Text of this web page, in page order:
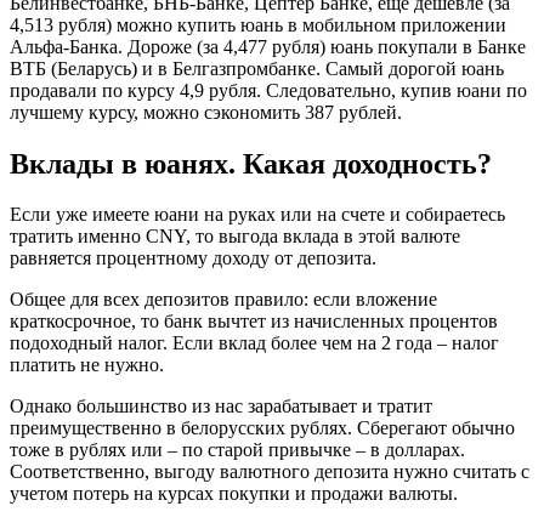
4,513 рубля) можно купить юань в мобильном приложении
Альфа-Банка. Дороже (за 4,477 рубля) юань покупали в Банке
ВТБ (Беларусь) и в Белгазпромбанке. Самый дорогой юань
продавали по курсу 4,9 рубля. Следовательно, купив юани по
лучшему курсу, можно сэкономить 387 рублей.
Вклады в юанях. Какая доходность?
Если уже имеете юани на руках или на счете и собираетесь
тратить именно CNY, то выгода вклада в этой валюте
равняется процентному доходу от депозита.
Общее для всех депозитов правило: если вложение
краткосрочное, то банк вычтет из начисленных процентов
подоходный налог. Если вклад более чем на 2 года – налог
платить не нужно.
Однако большинство из нас зарабатывает и тратит
преимущественно в белорусских рублях. Сберегают обычно
тоже в рублях или – по старой привычке – в долларах.
Соответственно, выгоду валютного депозита нужно считать с
учетом потерь на курсах покупки и продажи валюты.